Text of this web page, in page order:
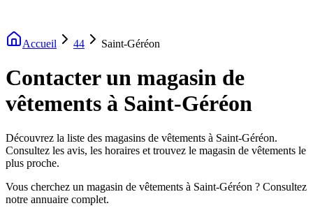
Accueil 44 Saint-Géréon
Contacter un magasin de
vêtements à Saint-Géréon
Découvrez la liste des magasins de vêtements à Saint-Géréon.
Consultez les avis, les horaires et trouvez le magasin de vêtements le
plus proche.
Vous cherchez un magasin de vêtements à Saint-Géréon ? Consultez
notre annuaire complet.